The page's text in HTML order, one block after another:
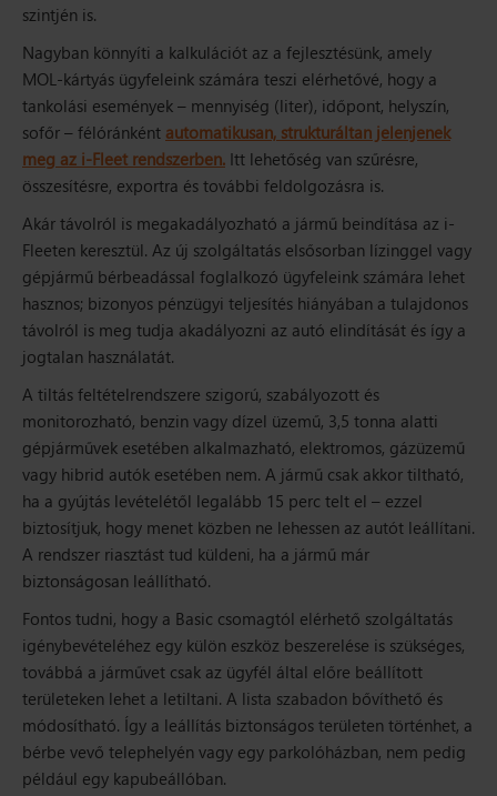
szintjén is.
Nagyban könnyíti a kalkulációt az a fejlesztésünk, amely
MOL-kártyás ügyfeleink számára teszi elérhetővé, hogy a
tankolási események – mennyiség (liter), időpont, helyszín,
sofőr – félóránként automatikusan, strukturáltan jelenjenek
meg az i-Fleet rendszerben. Itt lehetőség van szűrésre,
összesítésre, exportra és további feldolgozásra is.
Akár távolról is megakadályozható a jármű beindítása az i-
Fleeten keresztül. Az új szolgáltatás elsősorban lízinggel vagy
gépjármű bérbeadással foglalkozó ügyfeleink számára lehet
hasznos; bizonyos pénzügyi teljesítés hiányában a tulajdonos
távolról is meg tudja akadályozni az autó elindítását és így a
jogtalan használatát.
A tiltás feltételrendszere szigorú, szabályozott és
monitorozható, benzin vagy dízel üzemű, 3,5 tonna alatti
gépjárművek esetében alkalmazható, elektromos, gázüzemű
vagy hibrid autók esetében nem. A jármű csak akkor tiltható,
ha a gyújtás levételétől legalább 15 perc telt el – ezzel
biztosítjuk, hogy menet közben ne lehessen az autót leállítani.
A rendszer riasztást tud küldeni, ha a jármű már
biztonságosan leállítható.
Fontos tudni, hogy a Basic csomagtól elérhető szolgáltatás
igénybevételéhez egy külön eszköz beszerelése is szükséges,
továbbá a járművet csak az ügyfél által előre beállított
területeken lehet a letiltani. A lista szabadon bővíthető és
módosítható. Így a leállítás biztonságos területen történhet, a
bérbe vevő telephelyén vagy egy parkolóházban, nem pedig
például egy kapubeállóban.